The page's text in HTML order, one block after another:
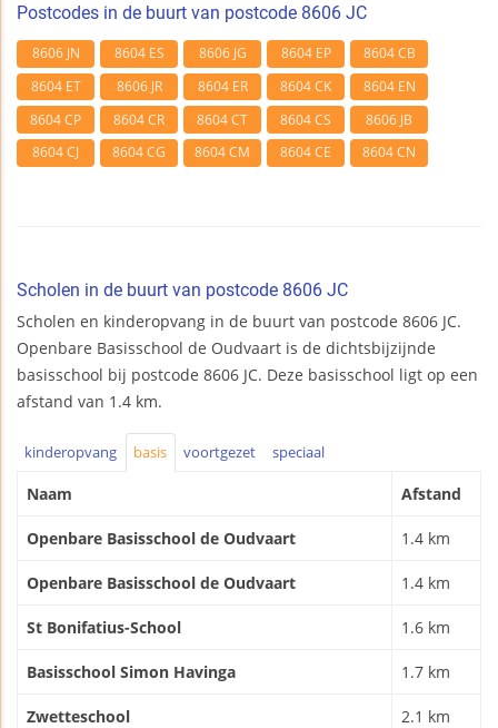
Postcodes in de buurt van postcode 8606 JC
8606 JN 8604 ES 8606 JG 8604 EP
8604 CB
8604 ET
8606 JR 8604 ER 8604 CK
8604 EN
8604 CP
8604 CR 8604 CT 8604 CS
8606 JB
8604 CJ
8604 CG 8604 CM 8604 CE 8604 CN
Scholen in de buurt van postcode 8606 JC
Scholen en kinderopvang in de buurt van postcode 8606 JC.
Openbare Basisschool de Oudvaart is de dichtsbijzijnde
basisschool bij postcode 8606 JC. Deze basisschool ligt op een
afstand van 1.4 km.
kinderopvang basis voortgezet speciaal
Naam Afstand
Openbare Basisschool de Oudvaart 1.4 km
Openbare Basisschool de Oudvaart 1.4 km
St Bonifatius-School 1.6 km
Basisschool Simon Havinga 1.7 km
Zwetteschool 2.1 km